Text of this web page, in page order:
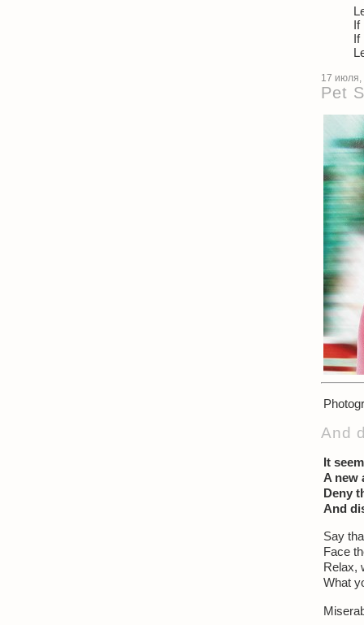
If
If
17 июля,
Pet
And
It
A new
Deny
And
Say
Face
Relax,
What